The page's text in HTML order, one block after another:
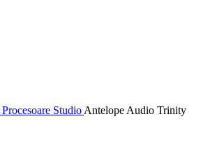
Procesoare Studio Antelope Audio Trinity